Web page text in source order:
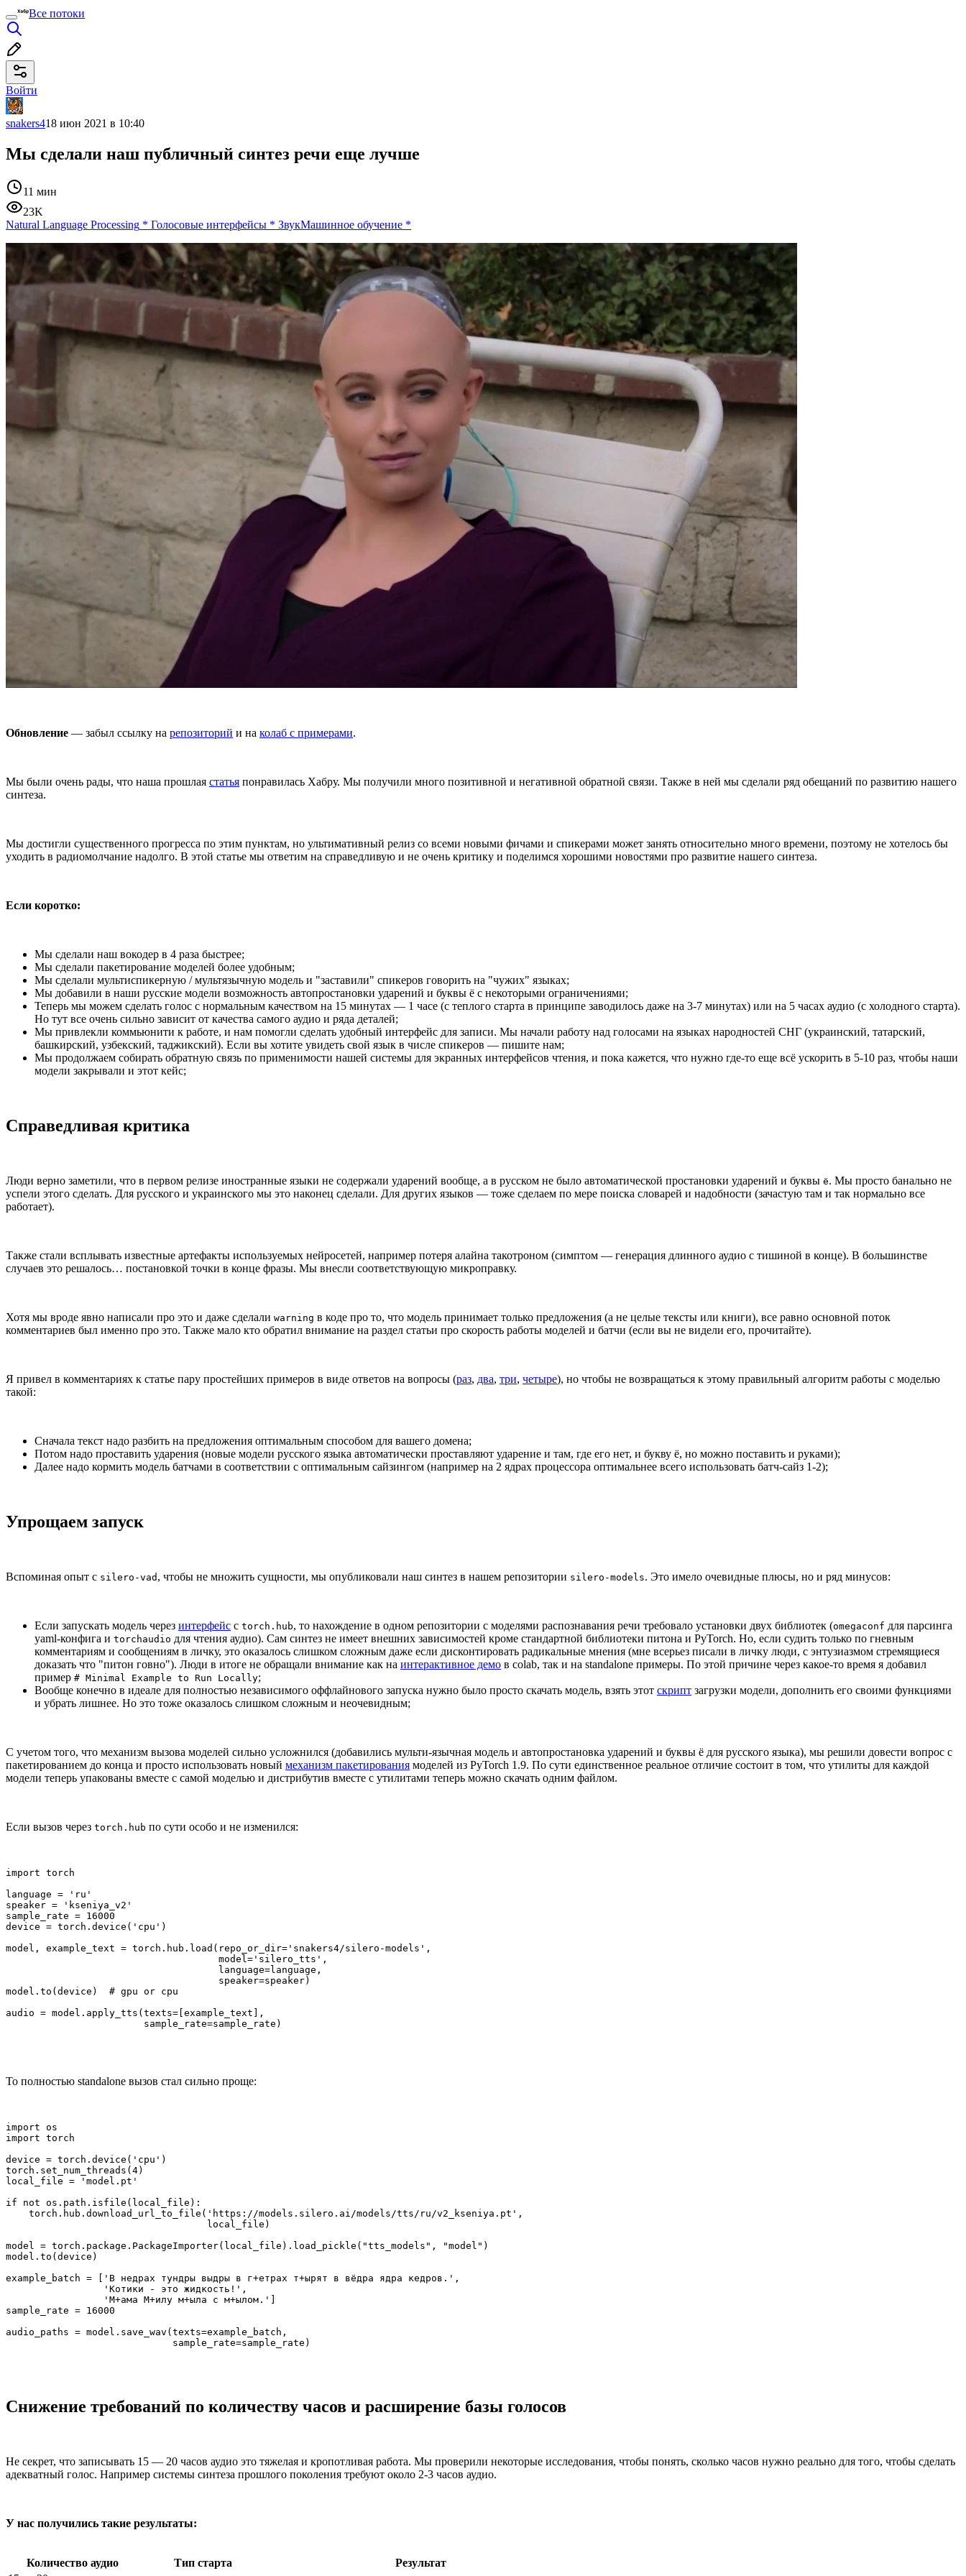
Все потоки
Войти
snakers418 июн 2021 в 10:40
Мы сделали наш публичный синтез речи еще лучше
11 мин
23K
Natural Language Processing * Голосовые интерфейсы * ЗвукМашинное обучение *
Обновление — забыл ссылку на репозиторий и на колаб с примерами.
Мы были очень рады, что наша прошлая статья понравилась Хабру. Мы получили много позитивной и негативной обратной связи. Также в ней мы сделали ряд обещаний по развитию нашего
синтеза.
Мы достигли существенного прогресса по этим пунктам, но ультимативный релиз со всеми новыми фичами и спикерами может занять относительно много времени, поэтому не хотелось бы
уходить в радиомолчание надолго. В этой статье мы ответим на справедливую и не очень критику и поделимся хорошими новостями про развитие нашего синтеза.
Если коротко:
Мы сделали наш вокодер в 4 раза быстрее;
Мы сделали пакетирование моделей более удобным;
Мы сделали мультиспикерную / мультязычную модель и "заставили" спикеров говорить на "чужих" языках;
Мы добавили в наши русские модели возможность автопростановки ударений и буквы ё с некоторыми ограничениями;
Теперь мы можем сделать голос с нормальным качеством на 15 минутах — 1 часе (с теплого старта в принципе заводилось даже на 3-7 минутах) или на 5 часах аудио (с холодного старта).
Но тут все очень сильно зависит от качества самого аудио и ряда деталей;
Мы привлекли коммьюнити к работе, и нам помогли сделать удобный интерфейс для записи. Мы начали работу над голосами на языках народностей СНГ (украинский, татарский,
башкирский, узбекский, таджикский). Если вы хотите увидеть свой язык в числе спикеров — пишите нам;
Мы продолжаем собирать обратную связь по применимости нашей системы для экранных интерфейсов чтения, и пока кажется, что нужно где-то еще всё ускорить в 5-10 раз, чтобы наши
модели закрывали и этот кейс;
Справедливая критика
Люди верно заметили, что в первом релизе иностранные языки не содержали ударений вообще, а в русском не было автоматической простановки ударений и буквы ё. Мы просто банально не
успели этого сделать. Для русского и украинского мы это наконец сделали. Для других языков — тоже сделаем по мере поиска словарей и надобности (зачастую там и так нормально все
работает).
Также стали всплывать известные артефакты используемых нейросетей, например потеря алайна такотроном (симптом — генерация длинного аудио с тишиной в конце). В большинстве
случаев это решалось… постановкой точки в конце фразы. Мы внесли соответствующую микроправку.
Хотя мы вроде явно написали про это и даже сделали warning в коде про то, что модель принимает только предложения (а не целые тексты или книги), все равно основной поток
комментариев был именно про это. Также мало кто обратил внимание на раздел статьи про скорость работы моделей и батчи (если вы не видели его, прочитайте).
Я привел в комментариях к статье пару простейших примеров в виде ответов на вопросы (раз, два, три, четыре), но чтобы не возвращаться к этому правильный алгоритм работы с моделью
такой:
Сначала текст надо разбить на предложения оптимальным способом для вашего домена;
Потом надо проставить ударения (новые модели русского языка автоматически проставляют ударение и там, где его нет, и букву ё, но можно поставить и руками);
Далее надо кормить модель батчами в соответствии с оптимальным сайзингом (например на 2 ядрах процессора оптимальнее всего использовать батч-сайз 1-2);
Упрощаем запуск
Вспоминая опыт с silero-vad , чтобы не множить сущности, мы опубликовали наш синтез в нашем репозитории silero-models. Это имело очевидные плюсы, но и ряд минусов:
Если запускать модель через интерфейс с torch.hub, то нахождение в одном репозитории с моделями распознавания речи требовало установки двух библиотек (omegaconf для парсинга
yaml-конфига и torchaudio для чтения аудио). Сам синтез не имеет внешних зависимостей кроме стандартной библиотеки питона и PyTorch. Но, если судить только по гневным
комментариям и сообщениям в личку, это оказалось слишком сложным даже если дисконтировать радикальные мнения (мне всерьез писали в личку люди, c энтузиазмом стремящиеся
доказать что "питон говно"). Люди в итоге не обращали внимание как на интерактивное демо в colab, так и на standalone примеры. По этой причине через какое-то время я добавил
пример # Minimal Example to Run Locally;
Вообще конечно в идеале для полностью независимого оффлайнового запуска нужно было просто скачать модель, взять этот скрипт загрузки модели, дополнить его своими функциями
и убрать лишнее. Но это тоже оказалось слишком сложным и неочевидным;
С учетом того, что механизм вызова моделей сильно усложнился (добавились мульти-язычная модель и автопростановка ударений и буквы ё для русского языка), мы решили довести вопрос с
пакетированием до конца и просто использовать новый механизм пакетирования моделей из PyTorch 1.9. По сути единственное реальное отличие состоит в том, что утилиты для каждой
модели теперь упакованы вместе с самой моделью и дистрибутив вместе с утилитами теперь можно скачать одним файлом.
Если вызов через torch.hub по сути особо и не изменился:
import torch
language = 'ru'
speaker = 'kseniya_v2'
sample_rate = 16000
device = torch.device('cpu')
model, example_text = torch.hub.load(repo_or_dir='snakers4/silero-models',
                                     model='silero_tts',
                                     language=language,
                                     speaker=speaker)
model.to(device)  # gpu or cpu
audio = model.apply_tts(texts=[example_text],
                        sample_rate=sample_rate)
То полностью standalone вызов стал сильно проще:
import os
import torch
device = torch.device('cpu')
torch.set_num_threads(4)
local_file = 'model.pt'
if not os.path.isfile(local_file):
    torch.hub.download_url_to_file('https://models.silero.ai/models/tts/ru/v2_kseniya.pt',
                                   local_file)
model = torch.package.PackageImporter(local_file).load_pickle("tts_models", "model")
model.to(device)
example_batch = ['В недрах тундры выдры в г+етрах т+ырят в вёдра ядра кедров.',
                 'Котики - это жидкость!',
                 'М+ама М+илу м+ыла с м+ылом.']
sample_rate = 16000
audio_paths = model.save_wav(texts=example_batch,
                             sample_rate=sample_rate)
Снижение требований по количеству часов и расширение базы голосов
Не секрет, что записывать 15 — 20 часов аудио это тяжелая и кропотливая работа. Мы проверили некоторые исследования, чтобы понять, сколько часов нужно реально для того, чтобы сделать
адекватный голос. Например системы синтеза прошлого поколения требуют около 2-3 часов аудио.
У нас получились такие результаты:
Количество аудио Тип старта
Результат